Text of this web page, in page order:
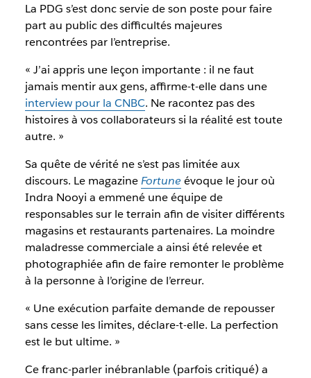
La PDG s’est donc servie de son poste pour faire
part au public des difficultés majeures
rencontrées par l’entreprise.
« J’ai appris une leçon importante : il ne faut
jamais mentir aux gens, affirme-t-elle dans une
interview pour la CNBC. Ne racontez pas des
histoires à vos collaborateurs si la réalité est toute
autre. »
Sa quête de vérité ne s’est pas limitée aux
discours. Le magazineFortune évoque le jour où
Indra Nooyi a emmené une équipe de
responsables sur le terrain afin de visiter différents
magasins et restaurants partenaires. La moindre
maladresse commerciale a ainsi été relevée et
photographiée afin de faire remonter le problème
à la personne à l’origine de l’erreur.
« Une exécution parfaite demande de repousser
sans cesse les limites, déclare-t-elle. La perfection
est le but ultime. »
Ce franc-parler inébranlable (parfois critiqué) a